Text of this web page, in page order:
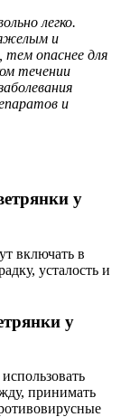
легко.
и
тем опаснее для
течении
и
у
включать в
усталость и
у
принимать